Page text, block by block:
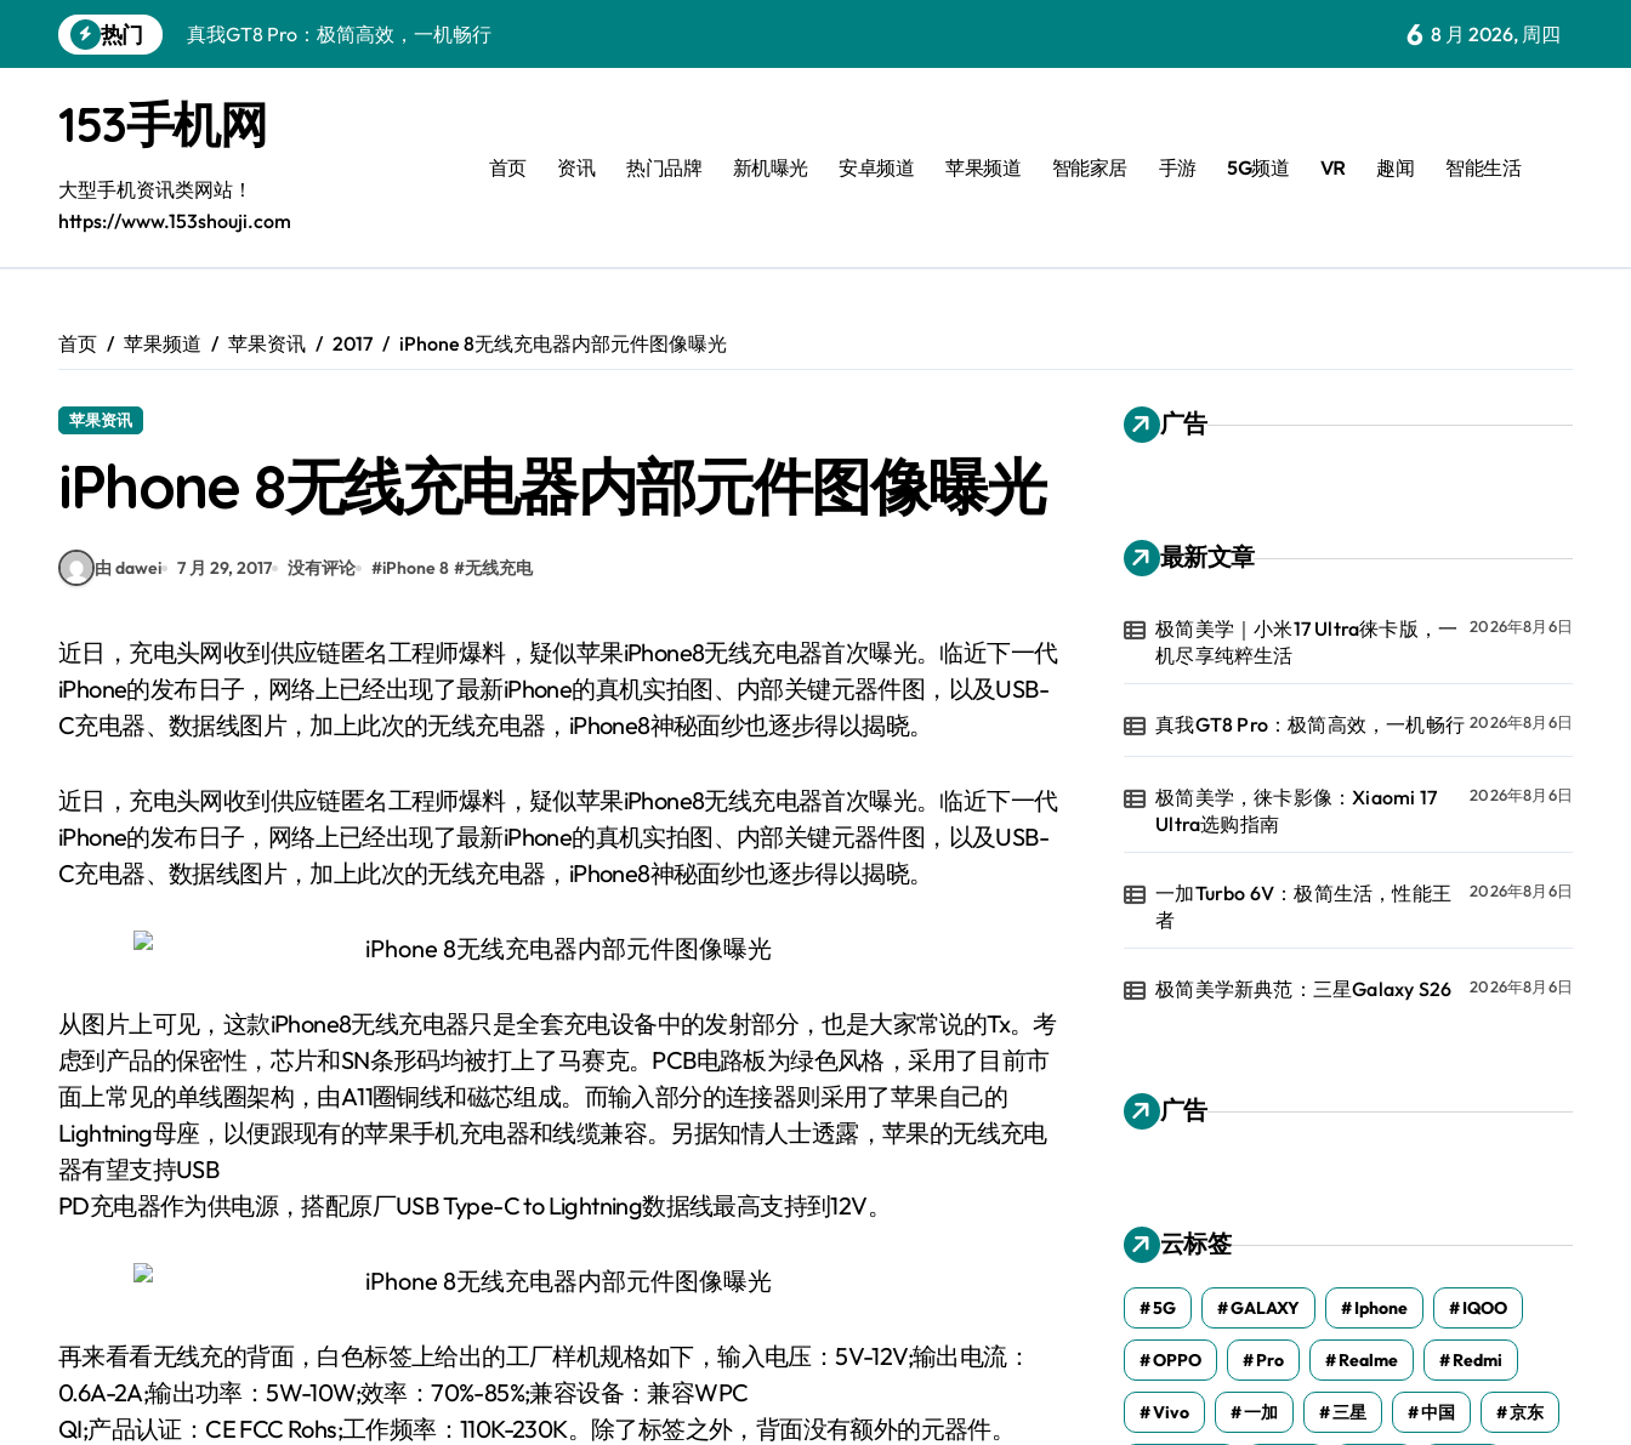
到
热门
真我GT8 Pro：极简高效，一机畅行
一加Turbo 6V：极简生活，性能王者
极简美学新典范：三星Galaxy S26
华为nova 15：极简生活，高效畅享
极简美学新体验：Xiaomi MIX Flip 2导购指南
华为nova15 Ultra：极简高效，一机畅享
极简美学｜小米17 Ultra徕卡版，一机尽享纯粹生活
6 8 月 2026, 周四
153手机网
大型手机资讯类网站！
https://www.153shouji.com
首页 资讯 热门品牌 新机曝光 安卓频道 苹果频道 智能家居 手游 5G频道 VR 趣闻 智能生活
首页 苹果频道 苹果资讯 2017 iPhone 8无线充电器内部元件图像曝光
苹果资讯
iPhone 8无线充电器内部元件图像曝光
由 dawei 7 月 29, 2017 没有评论 #iPhone 8 #无线充电
近日，充电头网收到供应链匿名工程师爆料，疑似苹果iPhone8无线充电器首次曝光。临近下一代
iPhone的发布日子，网络上已经出现了最新iPhone的真机实拍图、内部关键元器件图，以及USB-
C充电器、数据线图片，加上此次的无线充电器，iPhone8神秘面纱也逐步得以揭晓。
近日，充电头网收到供应链匿名工程师爆料，疑似苹果iPhone8无线充电器首次曝光。临近下一代
iPhone的发布日子，网络上已经出现了最新iPhone的真机实拍图、内部关键元器件图，以及USB-
C充电器、数据线图片，加上此次的无线充电器，iPhone8神秘面纱也逐步得以揭晓。
从图片上可见，这款iPhone8无线充电器只是全套充电设备中的发射部分，也是大家常说的Tx。考
虑到产品的保密性，芯片和SN条形码均被打上了马赛克。PCB电路板为绿色风格，采用了目前市
面上常见的单线圈架构，由A11圈铜线和磁芯组成。而输入部分的连接器则采用了苹果自己的
Lightning母座，以便跟现有的苹果手机充电器和线缆兼容。另据知情人士透露，苹果的无线充电
器有望支持USB
PD充电器作为供电源，搭配原厂USB Type-C to Lightning数据线最高支持到12V。
再来看看无线充的背面，白色标签上给出的工厂样机规格如下，输入电压：5V-12V;输出电流：
0.6A-2A;输出功率：5W-10W;效率：70%-85%;兼容设备：兼容WPC
QI;产品认证：CE FCC Rohs;工作频率：110K-230K。除了标签之外，背面没有额外的元器件。
广告
最新文章
极简美学｜小米17 Ultra徕卡版，一
机尽享纯粹生活
2026年8月6日
真我GT8 Pro：极简高效，一机畅行 2026年8月6日
极简美学，徕卡影像：Xiaomi 17
Ultra选购指南
2026年8月6日
一加Turbo 6V：极简生活，性能王
者
2026年8月6日
极简美学新典范：三星Galaxy S26 2026年8月6日
广告
云标签
5G GALAXY Iphone IQOO
OPPO Pro Realme Redmi
Vivo 一加 三星 中国 京东